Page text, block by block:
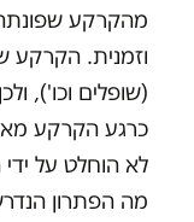
מהקרקע
וזמנית. הקרקע
(שופלים וכו'),
כרגע הקרקע
לא הוחלט על
מה הפתרון